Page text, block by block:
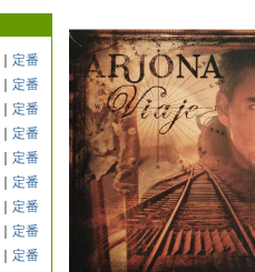
定番
定番
定番
定番
定番
定番
定番
定番
定番